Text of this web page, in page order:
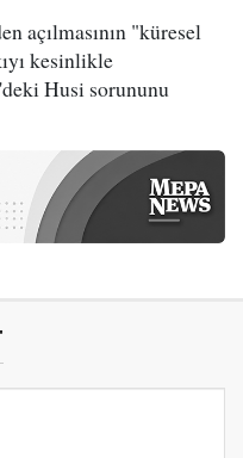
açılmasının "küresel
kesinlikle
Husi sorununu